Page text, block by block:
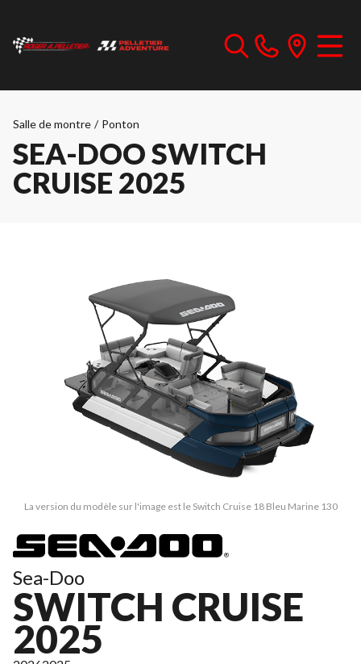
Salle de montre / Ponton
SEA-DOO SWITCH
CRUISE 2025
La version du modèle sur l'image est le Switch Cruise 18 Bleu Marine 130
Sea-Doo
SWITCH CRUISE
2025